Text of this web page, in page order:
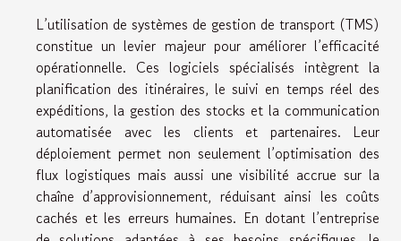
L’utilisation de systèmes de gestion de transport (TMS)
constitue un levier majeur pour améliorer l’efficacité
opérationnelle. Ces logiciels spécialisés intègrent la
planification des itinéraires, le suivi en temps réel des
expéditions, la gestion des stocks et la communication
automatisée avec les clients et partenaires. Leur
déploiement permet non seulement l’optimisation des
flux logistiques mais aussi une visibilité accrue sur la
chaîne d’approvisionnement, réduisant ainsi les coûts
cachés et les erreurs humaines. En dotant l’entreprise